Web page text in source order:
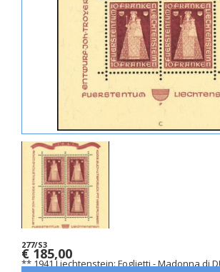
277/S3
** 1941 Liechtenstein: Foglietti - Madonna di
€ 185,00